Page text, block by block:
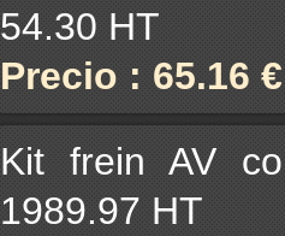
54.30 HT
Precio : 65.16
Kit frein AV
1989.97 HT